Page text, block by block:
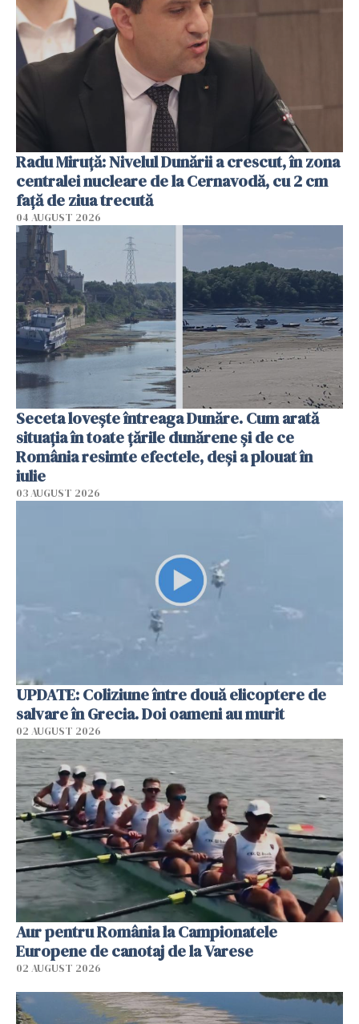
Radu Miruţă: Nivelul Dunării a crescut, în zona
centralei nucleare de la Cernavodă, cu 2 cm
faţă de ziua trecută
04 AUGUST 2026
Seceta lovește întreaga Dunăre. Cum arată
situația în toate țările dunărene și de ce
România resimte efectele, deși a plouat în
iulie
03 AUGUST 2026
UPDATE: Coliziune între două elicoptere de
salvare în Grecia. Doi oameni au murit
02 AUGUST 2026
Aur pentru România la Campionatele
Europene de canotaj de la Varese
02 AUGUST 2026